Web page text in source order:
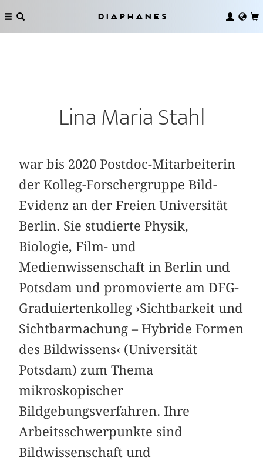
Diaphanes
Lina Maria Stahl
war bis 2020 Postdoc-Mitarbeiterin
der Kolleg-Forschergruppe Bild­
Evidenz an der Freien Universität
Berlin. Sie studierte Physik,
Biologie, Film- und
Medienwissenschaft in Berlin und
Potsdam und promovierte am DFG-
Graduiertenkolleg ›Sichtbarkeit und
Sichtbarmachung – ­Hybride Formen
des Bildwissens‹ (Universität
Potsdam) zum Thema
mikroskopischer
Bildgebungsverfahren. Ihre
Arbeitsschwerpunkte sind
Bildwissenschaft und